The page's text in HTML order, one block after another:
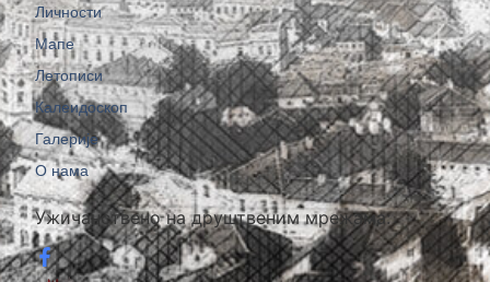
Ужичанствено на друштвеним мрежама:
Личности
Мапе
Летописи
Калеидоскоп
Галерије
О нама